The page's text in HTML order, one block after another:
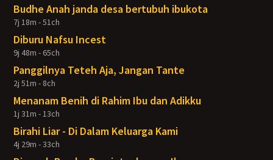
Budhe Anah janda desa bertubuh ibukota
7j 18m - 51ch
Diburu Nafsu Incest
9j 48m - 65ch
Panggilnya Teteh Aja, Jangan Tante
2j 51m - 8ch
Menanam Benih di Rahim Ibu dan Adikku
1j 31m - 13ch
Birahi Liar - Di Dalam Keluarga Kami
4j 29m - 33ch